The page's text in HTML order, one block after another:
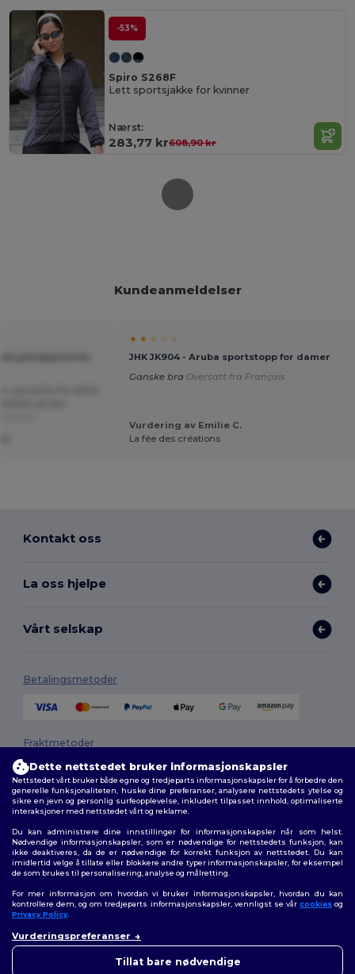
-53%
Spiro S268F
Lett sportsjakke for kvinner
Nærst:
283,77 kr608,90 kr
Kundeanmeldelser
★ ★ ☆ ☆ ☆
JHK JK904 - Aruba sportstopp for damer
Ganske bra Oversatt fra Français
Vurdering av Emilie C.
La fée des créations
Kontakt oss
La oss hjelpe
Vårt selskap
Betalingsmetoder
Fraktmetoder
Generelle Vilkår|personvernerklæring
informasjonskapsler|Nettstedsoversikt
Følg oss
Dette nettstedet bruker informasjonskapsler
Nettstedet vårt bruker både egne og tredjeparts informasjonskapsler for å forbedre den
generelle funksjonaliteten, huske dine preferanser, analysere nettstedets ytelse og
sikre en jevn og personlig surfeopplevelse, inkludert tilpasset innhold, optimaliserte
interaksjoner med nettstedet vårt og reklame.
Du kan administrere dine innstillinger for informasjonskapsler når som helst.
Nødvendige informasjonskapsler, som er nødvendige for nettstedets funksjon, kan
ikke deaktiveres, da de er nødvendige for korrekt funksjon av nettstedet. Du kan
imidlertid velge å tillate eller blokkere andre typer informasjonskapsler, for eksempel
de som brukes til personalisering, analyse og målretting.
For mer informasjon om hvordan vi bruker informasjonskapsler, hvordan du kan
kontrollere dem, og om tredjeparts informasjonskapsler, vennligst se vår cookiesog
Privacy Policy.
Vurderingspreferanser
Tillat bare nødvendige
bekymringer, kan du kontakte